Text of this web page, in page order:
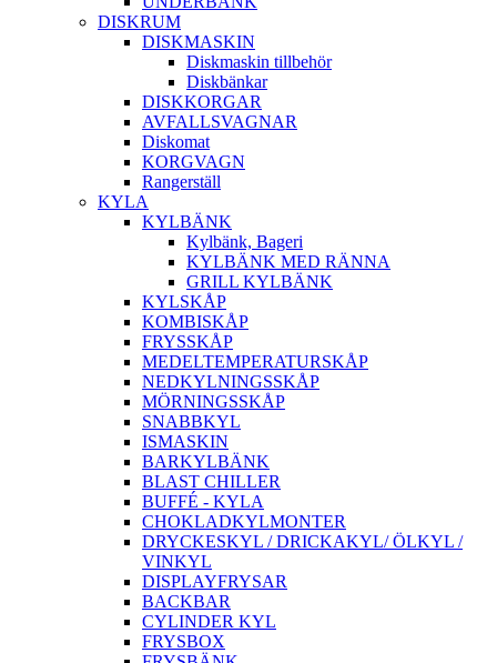
DISKRUM
DISKMASKIN
Diskmaskin tillbehör
Diskbänkar
DISKKORGAR
AVFALLSVAGNAR
Diskomat
KORGVAGN
Rangerställ
KYLA
KYLBÄNK
Kylbänk, Bageri
KYLBÄNK MED RÄNNA
GRILL KYLBÄNK
KYLSKÅP
KOMBISKÅP
FRYSSKÅP
MEDELTEMPERATURSKÅP
NEDKYLNINGSSKÅP
MÖRNINGSSKÅP
SNABBKYL
ISMASKIN
BARKYLBÄNK
BLAST CHILLER
BUFFÉ - KYLA
CHOKLADKYLMONTER
DRYCKESKYL / DRICKAKYL/ ÖLKYL /
VINKYL
DISPLAYFRYSAR
BACKBAR
CYLINDER KYL
FRYSBOX